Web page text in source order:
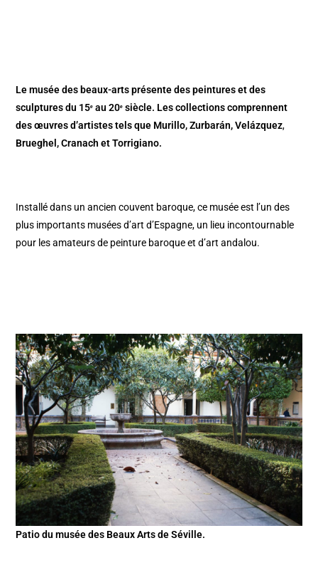
Le musée des beaux-arts présente des peintures et des
sculptures du 15ᵉ au 20ᵉ siècle. Les collections comprennent
des œuvres d’artistes tels que Murillo, Zurbarán, Velázquez,
Brueghel, Cranach et Torrigiano.
Installé dans un ancien couvent baroque, ce musée est l’un des
plus importants musées d’art d’Espagne, un lieu incontournable
pour les amateurs de peinture baroque et d’art andalou.
Patio du musée des Beaux Arts de Séville.